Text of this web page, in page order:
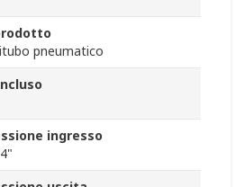
pneumatico
ingresso